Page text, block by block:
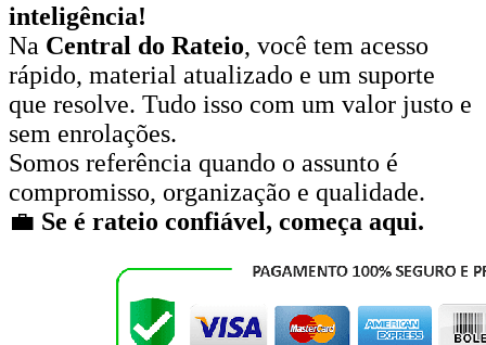
inteligência!
Na Central do Rateio, você tem acesso
rápido, material atualizado e um suporte
que resolve. Tudo isso com um valor justo e
sem enrolações.
Somos referência quando o assunto é
compromisso, organização e qualidade.
💼 Se é rateio confiável, começa aqui.